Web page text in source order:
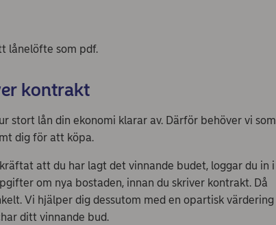
lånelöfte som pdf.
kontrakt
stort lån din ekonomi klarar av. Därför behöver vi som
dig för att köpa.
att du har lagt det vinnande budet, loggar du in i
om nya bostaden, innan du skriver kontrakt. Då
Vi hjälper dig dessutom med en opartisk värdering
ditt vinnande bud.